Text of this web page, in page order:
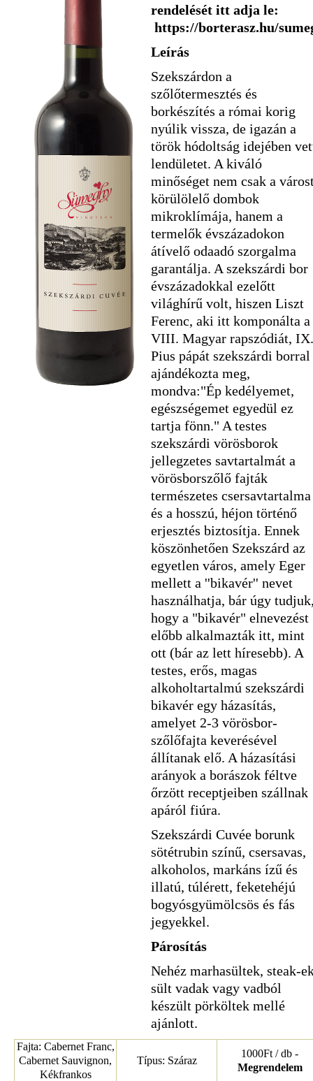
rendelését itt adja le:
https://borterasz.hu/
Leírás
Szekszárdon a
szőlőtermesztés és
borkészítés a római korig
nyúlik vissza, de igazán a
török hódoltság idejében
lendületet. A kiváló
minőséget nem csak a
körülölelő dombok
mikroklímája, hanem a
termelők évszázadokon
átívelő odaadó szorgalma
garantálja. A szekszárdi bor
évszázadokkal ezelőtt
világhírű volt, hiszen Liszt
Ferenc, aki itt komponálta a
VIII. Magyar rapszódiát, IX.
Pius pápát szekszárdi borral
ajándékozta meg,
mondva:"Ép kedélyemet,
egészségemet egyedül ez
tartja fönn." A testes
szekszárdi vörösborok
jellegzetes savtartalmát a
vörösborszőlő fajták
természetes csersavtartalma
és a hosszú, héjon történő
erjesztés biztosítja. Ennek
köszönhetően Szekszárd az
egyetlen város, amely Eger
mellett a ''bikavér'' nevet
használhatja, bár úgy
hogy a "bikavér" elnevezést
előbb alkalmazták itt, mint
ott (bár az lett híresebb). A
testes, erős, magas
alkoholtartalmú szekszárdi
bikavér egy házasítás,
amelyet 2-3 vörösbor-
szőlőfajta keverésével
állítanak elő. A házasítási
arányok a borászok féltve
őrzött receptjeiben szállnak
apáról fiúra.
Szekszárdi Cuvée borunk
sötétrubin színű, csersavas,
alkoholos, markáns ízű és
illatú, túlérett, feketehéjú
bogyósgyümölcsös és fás
jegyekkel.
Párosítás
Nehéz marhasültek, steak-
sült vadak vagy vadból
készült pörköltek mellé
ajánlott.
Fajta: Cabernet Franc,
Cabernet Sauvignon,
Kékfrankos
Típus: Száraz
1000Ft / db -
Megrendelem